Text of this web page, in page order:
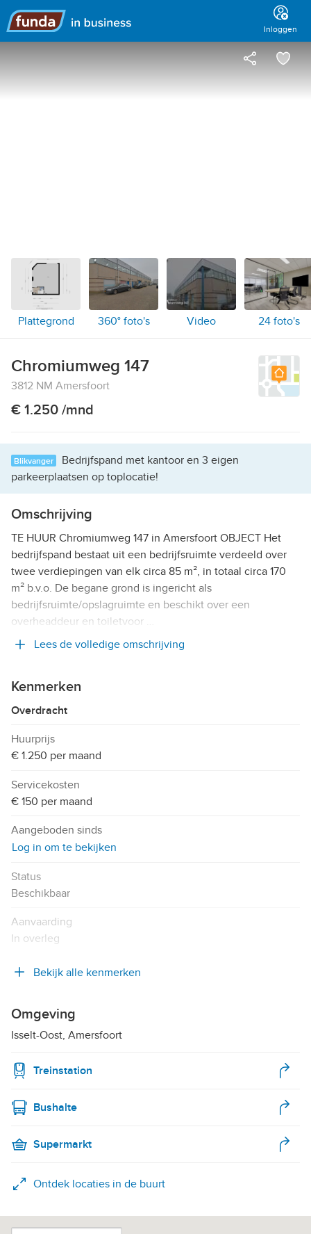
Hoofdmenu
Inloggen
Plattegrond 360° foto's Video 24 foto's
Chromiumweg 147
3812 NM Amersfoort
€ 1.250 /mnd
Blikvanger
Bedrijfspand met kantoor en 3 eigen
parkeerplaatsen op toplocatie!
Omschrijving
TE HUUR Chromiumweg 147 in Amersfoort OBJECT Het
bedrijfspand bestaat uit een bedrijfsruimte verdeeld over
twee verdiepingen van elk circa 85 m², in totaal circa 170
m² b.v.o. De begane grond is ingericht als
bedrijfsruimte/opslagruimte en beschikt over een
overheaddeur en toiletvoor …
Lees de volledige omschrijving
Kenmerken
Overdracht
Huurprijs
€ 1.250 per maand
Servicekosten
€ 150 per maand
Aangeboden sinds
Log in om te bekijken
Status
Beschikbaar
Aanvaarding
In overleg
Bekijk alle kenmerken
Omgeving
Isselt-Oost, Amersfoort
Treinstation
Bushalte
Supermarkt
Ontdek locaties in de buurt
Kaart